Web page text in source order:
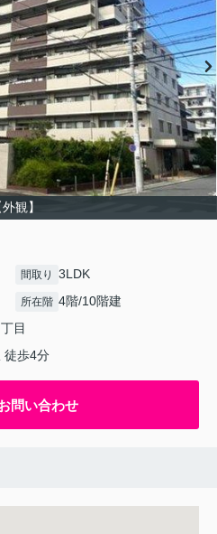
外観】
間取り 3LDK
所在階 4階/10階建
目
徒歩4分
問い合わせ